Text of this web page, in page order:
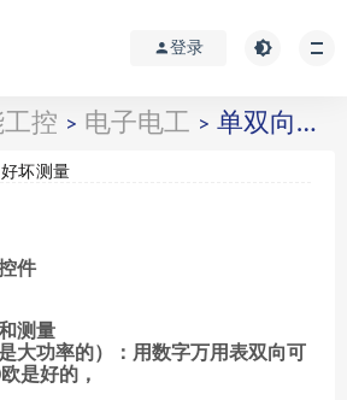
登录
控 > 电子电工 > 单双向可控硅参数及好坏测量
坏测量
件
测量
大功率的）：用数字万用表双向可
是好的，